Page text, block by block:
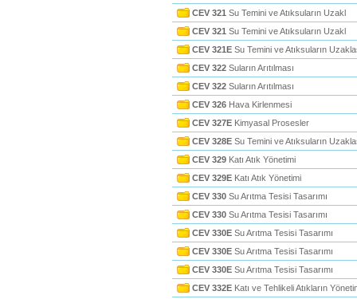
CEV 321 Su Temini ve Atıksuların Uzakl
CEV 321 Su Temini ve Atıksuların Uzakl
CEV 321E Su Temini ve Atıksuların
CEV 322 Suların Arıtılması
CEV 322 Suların Arıtılması
CEV 326 Hava Kirlenmesi
CEV 327E Kimyasal Prosesler
CEV 328E Su Temini ve Atıksuların
CEV 329 Katı Atık Yönetimi
CEV 329E Katı Atık Yönetimi
CEV 330 Su Arıtma Tesisi Tasarımı
CEV 330 Su Arıtma Tesisi Tasarımı
CEV 330E Su Arıtma Tesisi Tasarımı
CEV 330E Su Arıtma Tesisi Tasarımı
CEV 330E Su Arıtma Tesisi Tasarımı
CEV 332E Katı ve Tehlikeli Atıkların